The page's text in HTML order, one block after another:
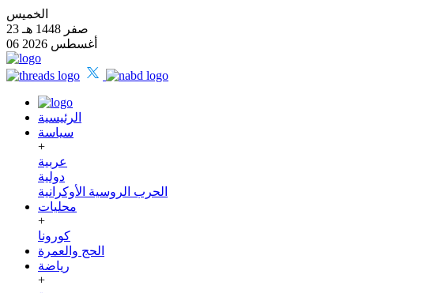
الخميس
23 صفر 1448 هـ
06 أغسطس 2026
الرئيسية
سياسة
+
عربية
دولية
الحرب الروسية الأوكرانية
محليات
+
كورونا
الحج والعمرة
رياضة
+